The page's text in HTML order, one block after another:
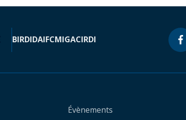
BIRDIDAIFCMIGACIRDI
Évènements